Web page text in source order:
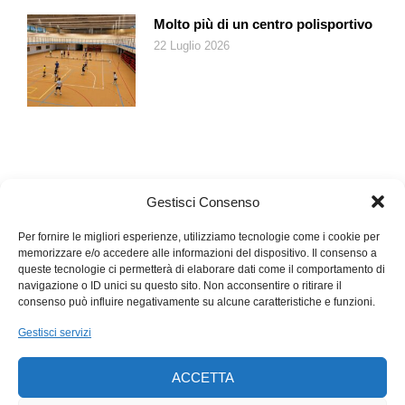
Gestisci Consenso
Per fornire le migliori esperienze, utilizziamo tecnologie come i cookie per
memorizzare e/o accedere alle informazioni del dispositivo. Il consenso a
queste tecnologie ci permetterà di elaborare dati come il comportamento di
navigazione o ID unici su questo sito. Non acconsentire o ritirare il
consenso può influire negativamente su alcune caratteristiche e funzioni.
Gestisci servizi
ACCETTA
soprattutto in autunno le aree boschive e le località con
abbondante fogliame in decomposizione e di rastrellare le
foglie secche e di restare a lungo all’interno di serre. A casa è
consigliabile mantenere il frigorifero pulito e ventilare
regolarmente i locali.
vedere se ha una reattività crociata tra funghi e muffe. Le
tutto quello che beve e mangia e i sintomi che potrebbero
manifestarsi. Questo potrà essere d’aiuto al suo medico e
anche a sé stessa per capire meglio quali alimenti riesce a
tollerare e quali no.
Molto più di un centro polisportivo
22 Luglio 2026